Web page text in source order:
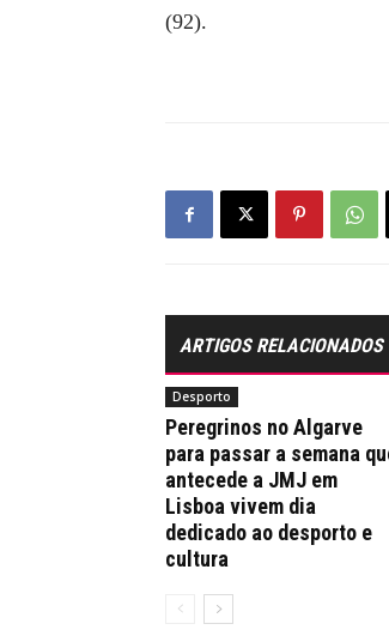
(92).
ARTIGOS RELACIONADOS
Desporto
Peregrinos no Algarve
para passar a semana
antecede a JMJ em
Lisboa vivem dia
dedicado ao desporto e
cultura